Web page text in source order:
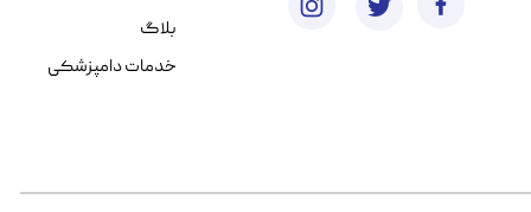
بلاگ
خدمات دامپزشکی